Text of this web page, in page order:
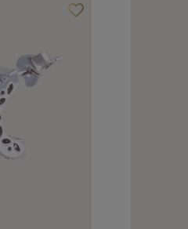
favorite_borderAjouter à vos favoris